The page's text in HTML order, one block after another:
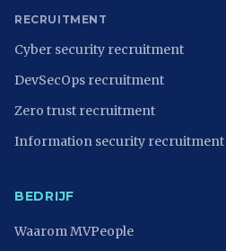
RECRUITMENT
Cyber security recruitment
DevSecOps recruitment
Zero trust recruitment
Information security recruitment
BEDRIJF
Waarom MVPeople